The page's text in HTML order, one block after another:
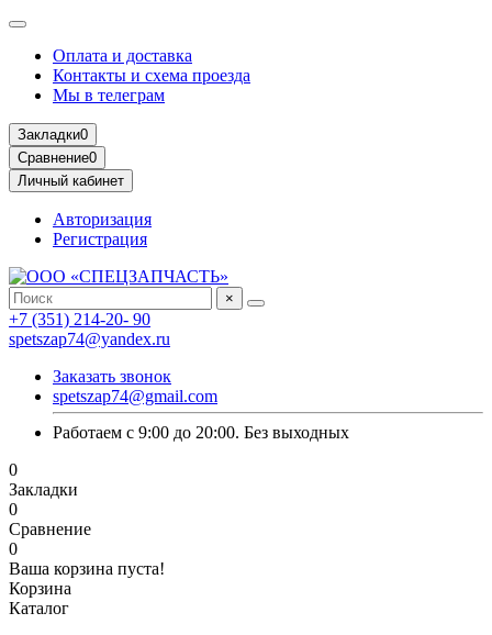
Оплата и доставка
Контакты и схема проезда
Мы в телеграм
Закладки0
Сравнение0
Личный кабинет
Авторизация
Регистрация
×
+7 (351) 214-20- 90
spetszap74@yandex.ru
Заказать звонок
spetszap74@gmail.com
Работаем с 9:00 до 20:00. Без выходных
0
Закладки
0
Сравнение
0
Ваша корзина пуста!
Корзина
Каталог